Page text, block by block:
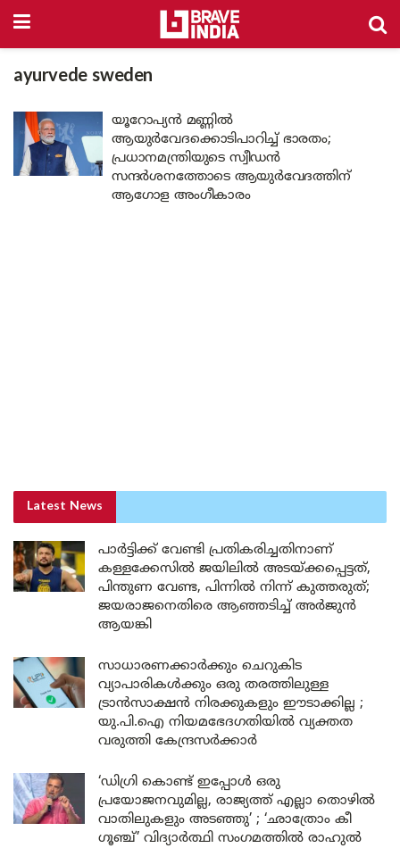
ayurvede sweden
യൂറോപ്യൻ മണ്ണിൽ
ആയുർവേദക്കൊടിപാറിച്ച് ഭാരതം;
പ്രധാനമന്ത്രിയുടെ സ്വീഡൻ
സന്ദർശനത്തോടെ ആയുർവേദത്തിന്
ആഗോള അംഗീകാരം
Latest News
പാർട്ടിക്ക് വേണ്ടി പ്രതികരിച്ചതിനാണ്
കള്ളക്കേസിൽ ജയിലിൽ അടയ്ക്കപ്പെട്ടത്,
പിന്തുണ വേണ്ട, പിന്നിൽ നിന്ന് കുത്തരുത്;
ജയരാജനെതിരെ ആഞ്ഞടിച്ച് അർജുൻ
ആയങ്കി
സാധാരണക്കാർക്കും ചെറുകിട
വ്യാപാരികൾക്കും ഒരു തരത്തിലുള്ള
ട്രാൻസാക്ഷൻ നിരക്കുകളും ഈടാക്കില്ല ;
യു.പി.ഐ നിയമഭേദഗതിയിൽ വ്യക്തത
വരുത്തി കേന്ദ്രസർക്കാർ
‘ഡിഗ്രി കൊണ്ട് ഇപ്പോൾ ഒരു
പ്രയോജനവുമില്ല, രാജ്യത്ത് എല്ലാ തൊഴിൽ
വാതിലുകളും അടഞ്ഞു’ ; ‘ഛാത്രോം കീ
ഗൂഞ്ച്’ വിദ്യാർത്ഥി സംഗമത്തിൽ രാഹുൽ